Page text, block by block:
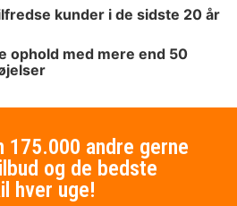
kunder i de sidste 20 år
ophold med mere end 50
175.000 andre gerne
og de bedste
hver uge!